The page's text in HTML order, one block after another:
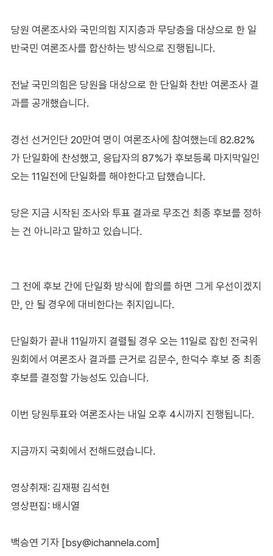
당원 여론조사와 국민의힘 지지층과 무당층을 대상으로 한 일
반국민 여론조사를 합산하는 방식으로 진행됩니다.
전날 국민의힘은 당원을 대상으로 한 단일화 찬반 여론조사 결
과를 공개했습니다.
경선 선거인단 20만여 명이 여론조사에 참여했는데 82.82%
가 단일화에 찬성했고, 응답자의 87%가 후보등록 마지막일인
오는 11일전에 단일화를 해야한다고 답했습니다.
당은 지금 시작된 조사와 투표 결과로 무조건 최종 후보를 정하
는 건 아니라고 말하고 있습니다.
그 전에 후보 간에 단일화 방식에 합의를 하면 그게 우선이겠지
만, 안 될 경우에 대비한다는 취지입니다.
단일화가 끝내 11일까지 결렬될 경우 오는 11일로 잡힌 전국위
원회에서 여론조사 결과를 근거로 김문수, 한덕수 후보 중 최종
후보를 결정할 가능성도 있습니다.
이번 당원투표와 여론조사는 내일 오후 4시까지 진행됩니다.
지금까지 국회에서 전해드렸습니다.
영상취재: 김재평 김석현
영상편집: 배시열
백승연 기자 [bsy@ichannela.com]